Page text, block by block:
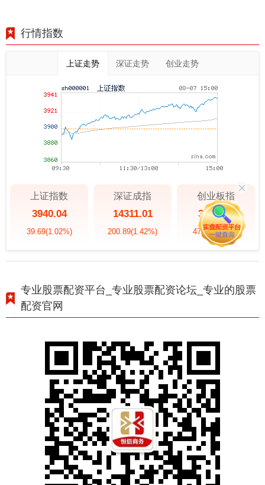
行情指数
上证走势 深证走势 创业走势
上证指数
3940.04
39.69(1.02%)
深证成指
14311.01
200.89(1.42%)
创业板指
3563.12
47.56(1.35%)
专业股票配资平台_专业股票配资论坛_专业的股票
配资官网